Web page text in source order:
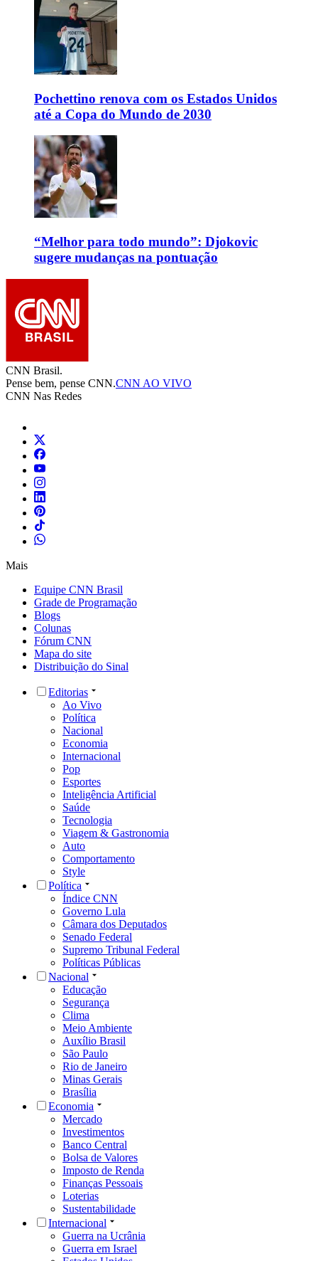
Pochettino renova com os Estados Unidos
até a Copa do Mundo de 2030
“Melhor para todo mundo”: Djokovic
sugere mudanças na pontuação
CNN Brasil.
Pense bem, pense CNN.CNN AO VIVO
CNN Nas Redes
Mais
Equipe CNN Brasil
Grade de Programação
Blogs
Colunas
Fórum CNN
Mapa do site
Distribuição do Sinal
Editorias
Ao Vivo
Política
Nacional
Economia
Internacional
Pop
Esportes
Inteligência Artificial
Saúde
Tecnologia
Viagem & Gastronomia
Auto
Comportamento
Style
Política
Índice CNN
Governo Lula
Câmara dos Deputados
Senado Federal
Supremo Tribunal Federal
Políticas Públicas
Nacional
Educação
Segurança
Clima
Meio Ambiente
Auxílio Brasil
São Paulo
Rio de Janeiro
Minas Gerais
Brasília
Economia
Mercado
Investimentos
Banco Central
Bolsa de Valores
Imposto de Renda
Finanças Pessoais
Loterias
Sustentabilidade
Internacional
Guerra na Ucrânia
Guerra em Israel